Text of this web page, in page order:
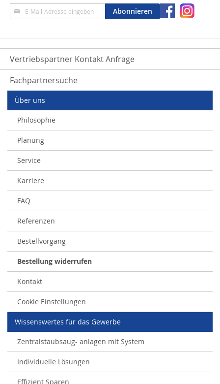
Anmeldung
zum
Abonnieren
Vertriebspartner Kontakt Anfrage
Fachpartnersuche
Über uns
Philosophie
Planung
Service
Karriere
FAQ
Referenzen
Bestellvorgang
Bestellung widerrufen
Kontakt
Cookie Einstellungen
Wissenswertes für das Gewerbe
Zentralstaubsaug- anlagen mit System
Individuelle Lösungen
Effizient Sparen